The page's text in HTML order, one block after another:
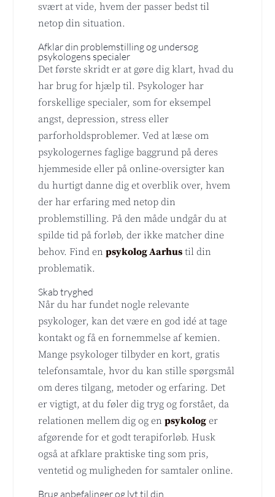
svært at vide, hvem der passer bedst til
netop din situation.
Afklar din problemstilling og undersøg
psykologens specialer
Det første skridt er at gøre dig klart, hvad du
har brug for hjælp til. Psykologer har
forskellige specialer, som for eksempel
angst, depression, stress eller
parforholdsproblemer. Ved at læse om
psykologernes faglige baggrund på deres
hjemmeside eller på online-oversigter kan
du hurtigt danne dig et overblik over, hvem
der har erfaring med netop din
problemstilling. På den måde undgår du at
spilde tid på forløb, der ikke matcher dine
behov. Find enpsykolog Aarhus til din
problematik.
Skab tryghed
Når du har fundet nogle relevante
psykologer, kan det være en god idé at tage
kontakt og få en fornemmelse af kemien.
Mange psykologer tilbyder en kort, gratis
telefonsamtale, hvor du kan stille spørgsmål
om deres tilgang, metoder og erfaring. Det
er vigtigt, at du føler dig tryg og forstået, da
relationen mellem dig og enpsykolog er
afgørende for et godt terapiforløb. Husk
også at afklare praktiske ting som pris,
ventetid og muligheden for samtaler online.
Brug anbefalinger og lyt til din